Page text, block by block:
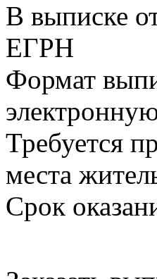
В выписке
ЕГРН
Формат
Требуется
места
Срок